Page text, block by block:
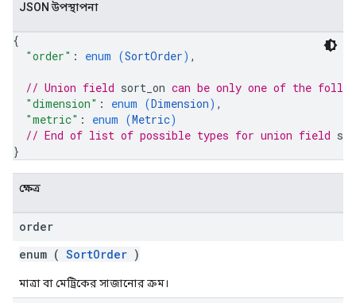
JSON উপস্থাপনা
{
"order" : enum (SortOrder) ,
// Union field sort_on can be only one of the
"dimension" : enum (Dimension) ,
"metric" : enum (Metric)
// End of list of possible types for union field
}
ক্ষেত্র
order
enum ( SortOrder )
মাত্রা বা মেট্রিকের সাজানোর ক্রম।